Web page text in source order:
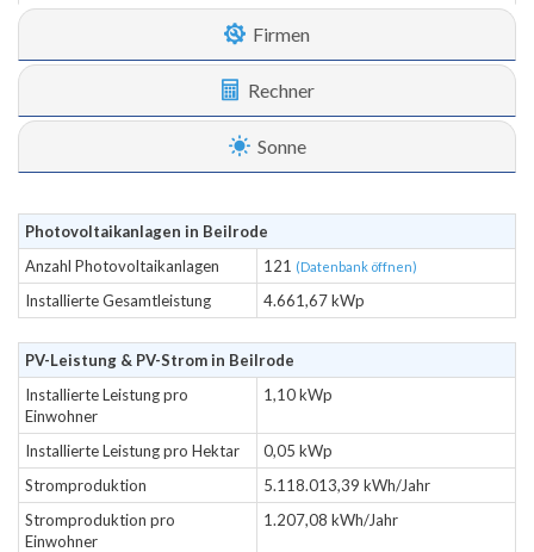
Firmen
Rechner
Sonne
Photovoltaikanlagen in Beilrode
Anzahl Photovoltaikanlagen
121 (Datenbank öffnen)
Installierte Gesamtleistung 4.661,67 kWp
PV-Leistung & PV-Strom in Beilrode
Installierte Leistung pro
Einwohner
1,10 kWp
Installierte Leistung pro Hektar
0,05 kWp
Stromproduktion
5.118.013,39 kWh/Jahr
Stromproduktion pro
Einwohner
1.207,08 kWh/Jahr